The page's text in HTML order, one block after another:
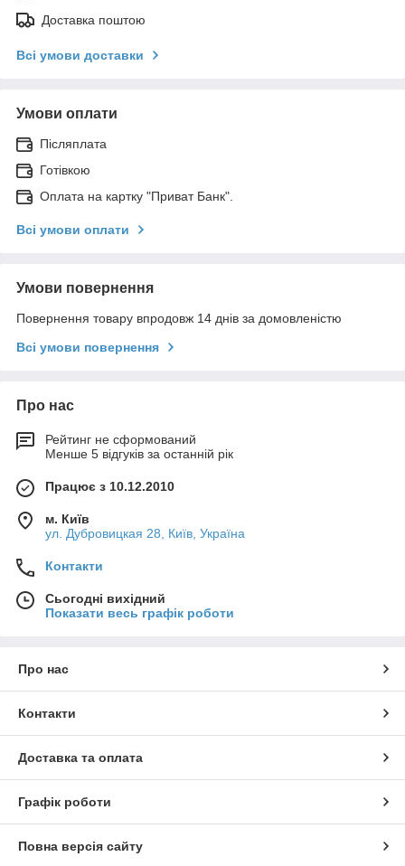
Доставка поштою
Всі умови доставки
Умови оплати
Післяплата
Готівкою
Оплата на картку "Приват Банк".
Всі умови оплати
Умови повернення
Повернення товару впродовж 14 днів за домовленістю
Всі умови повернення
Про нас
Рейтинг не сформований
Менше 5 відгуків за останній рік
Працює з 10.12.2010
м. Київ
ул. Дубровицкая 28, Київ, Україна
Контакти
Сьогодні вихідний
Показати весь графік роботи
Про нас
Контакти
Доставка та оплата
Графік роботи
Повна версія сайту